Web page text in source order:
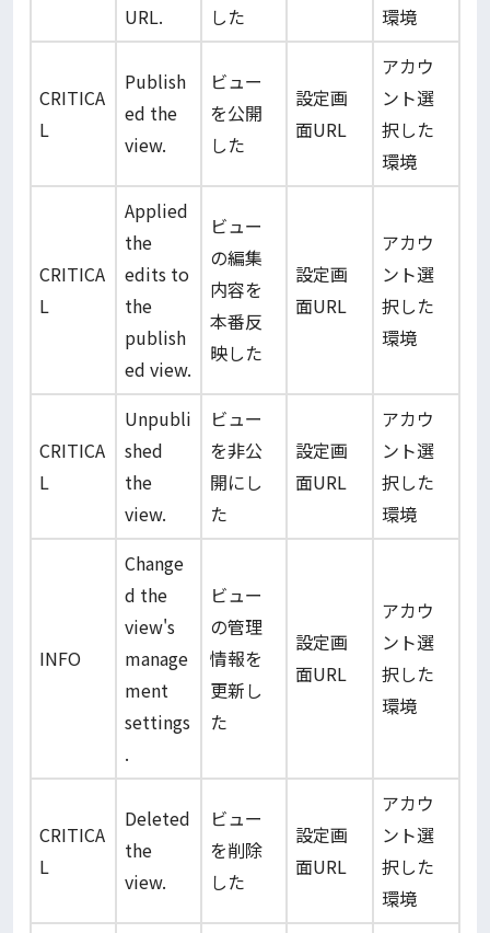
URL.
した
環境
CRITICA
L
Publish
ed the
view.
ビュー
を公開
した
設定画
面URL
アカウ
ント選
択した
環境
CRITICA
L
Applied
the
edits to
the
publish
ed view.
ビュー
の編集
内容を
本番反
映した
設定画
面URL
アカウ
ント選
択した
環境
CRITICA
L
Unpubli
shed
the
view.
ビュー
を非公
開にし
た
設定画
面URL
アカウ
ント選
択した
環境
INFO
Change
d the
view's
manage
ment
settings
.
ビュー
の管理
情報を
更新し
た
設定画
面URL
アカウ
ント選
択した
環境
CRITICA
L
Deleted
the
view.
ビュー
を削除
した
設定画
面URL
アカウ
ント選
択した
環境